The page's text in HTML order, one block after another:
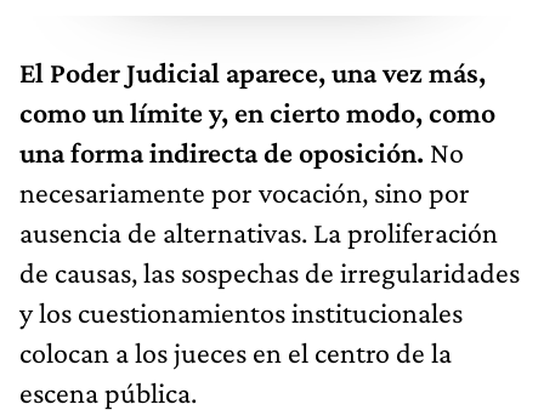
El Poder Judicial aparece, una vez más,
como un límite y, en cierto modo, como
una forma indirecta de oposición. No
necesariamente por vocación, sino por
ausencia de alternativas. La proliferación
de causas, las sospechas de irregularidades
y los cuestionamientos institucionales
colocan a los jueces en el centro de la
escena pública.